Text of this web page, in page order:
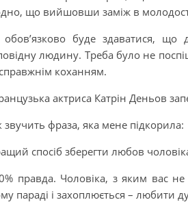
що вийшовши заміж в
буде здаватися,
людину. Треба було не
справжнім коханням.
актриса Катрін Деньов
звучить фраза, яка мене підкорила:
спосіб зберегти любов
правда. Чоловіка, з яким вас не
параді і захоплюється – любити